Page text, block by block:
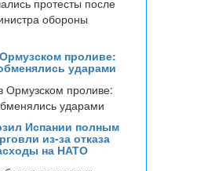
проливе:
ударами
Испании полным
из‑за отказа
на НАТО